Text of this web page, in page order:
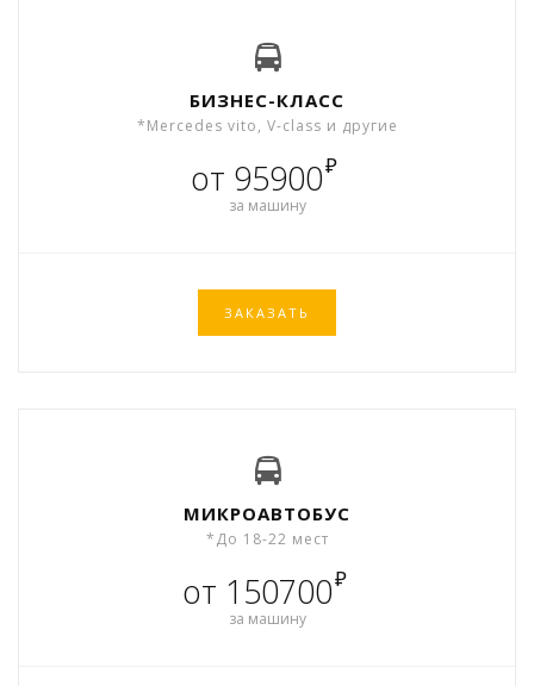
БИЗНЕС-КЛАСС
*Mercedes vito, V-class и другие
от 95900₽
за машину
ЗАКАЗАТЬ
МИКРОАВТОБУС
*До 18-22 мест
от 150700₽
за машину